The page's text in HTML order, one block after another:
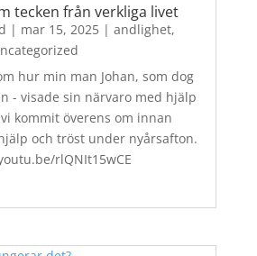
tecken från verkliga livet
| mar 15, 2025| andlighet,
hur min man Johan, som dog
- visade sin närvaro med hjälp
kommit överens om innan
och tröst under nyårsafton.
rlQNIt15wCE